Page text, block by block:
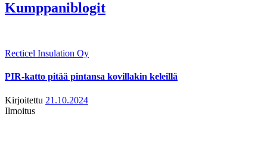
Kumppaniblogit
Recticel Insulation Oy
PIR-katto pitää pintansa kovillakin keleillä
Kirjoitettu 21.10.2024
Ilmoitus